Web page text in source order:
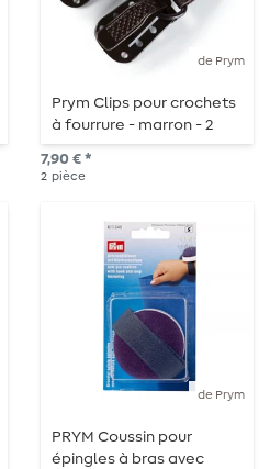
de Prym
Prym Clips pour crochets
à fourrure - marron - 2
pièces
7,90 € *
2 pièce
de Prym
PRYM Coussin pour
épingles à bras avec